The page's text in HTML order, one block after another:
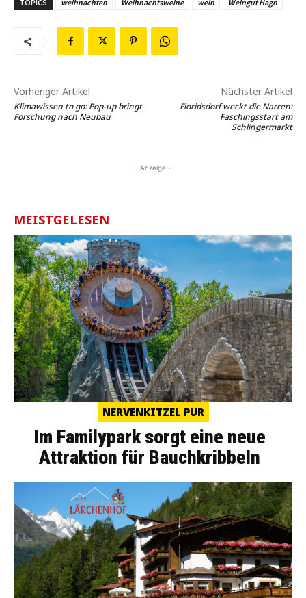
TOPICS weihnachten Weihnachtsweine wein Weingut Hagn
Vorheriger Artikel
Klimawissen to go: Pop-up bringt
Forschung nach Neubau
Nächster Artikel
Floridsdorf weckt die Narren:
Faschingsstart am
Schlingermarkt
- Anzeige -
MEISTGELESEN
NERVENKITZEL PUR
Im Familypark sorgt eine neue
Attraktion für Bauchkribbeln